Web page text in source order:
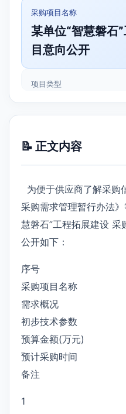
采购项目名称
某单位“智慧磐石
目意向公开
项目类型
📝 正文内容
为便于供应商了解采购
采购需求管理暂行办法
慧磐石”工程拓展建设 采
公开如下：
序号
采购项目名称
需求概况
初步技术参数
预算金额(万元)
预计采购时间
备注
1